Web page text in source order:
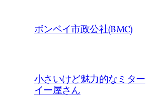
ボンベイ市政公社(BMC)
小さいけど魅力的なミター
イー屋さん